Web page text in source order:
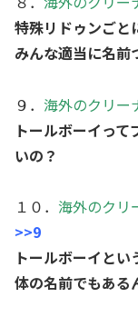
特殊リドゥンごと
みんな適当に名前
９． 海外のクリー
トールボーイっ
いの？
１０． 海外のクリ
>>9
トールボーイと
体の名前でもある